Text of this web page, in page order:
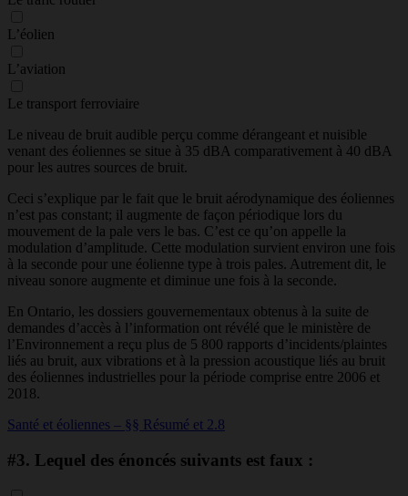
L’éolien
L’aviation
Le transport ferroviaire
Le niveau de bruit audible perçu comme dérangeant et nuisible
venant des éoliennes se situe à 35 dBA comparativement à 40 dBA
pour les autres sources de bruit.
Ceci s’explique par le fait que le bruit aérodynamique des éoliennes
n’est pas constant; il augmente de façon périodique lors du
mouvement de la pale vers le bas. C’est ce qu’on appelle la
modulation d’amplitude. Cette modulation survient environ une fois
à la seconde pour une éolienne type à trois pales. Autrement dit, le
niveau sonore augmente et diminue une fois à la seconde.
En Ontario, les dossiers gouvernementaux obtenus à la suite de
demandes d’accès à l’information ont révélé que le ministère de
l’Environnement a reçu plus de 5 800 rapports d’incidents/plaintes
liés au bruit, aux vibrations et à la pression acoustique liés au bruit
des éoliennes industrielles pour la période comprise entre 2006 et
2018.
Santé et éoliennes – §§ Résumé et 2.8
#3. Lequel des énoncés suivants est faux :